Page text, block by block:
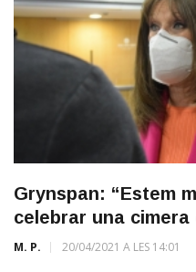
Grynspan: “Estem
celebrar una
M. P. 20/04/2021 A LES 14:01